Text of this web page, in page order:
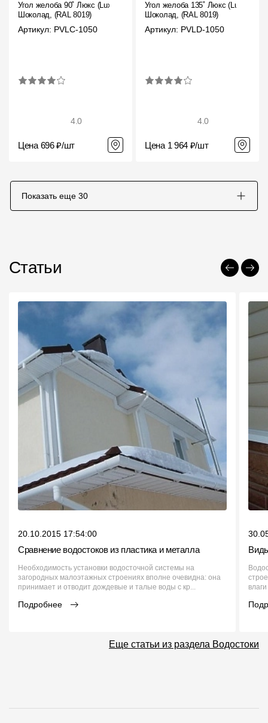
Угол желоба 90˚ Люкс (Lux)
Шоколад, (RAL 8019)
Артикул: PVLC-1050
4.0
Цена 696 ₽/шт
Угол желоба 135˚ Люкс (Lux)
Шоколад, (RAL 8019)
Артикул: PVLD-1050
4.0
Цена 1 964 ₽/шт
Показать еще 30
Статьи
20.10.2015 17:54:00
Сравнение водостоков из пластика и металла
Необходимость установки водосточной системы на
загородных малоэтажных строениях вполне очевидна: она
принимает и отводит дождевые и талые воды с кр...
Подробнее
Еще статьи из раздела Водостоки